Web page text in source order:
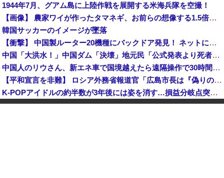
1944年7月、グアム島に上陸作戦を展開する米海兵隊を空撮！
【画像】 農家ワイが作ったタマネギ、お前らの想像する1.5倍はデカいぞ
韓国サッカーのイメージが墜落
【衝撃】 中国製ルーター20機種にバックドア発見！ ネットに繋ぐだけで35秒ごとに中国のサーバーと通信
中国「大洪水！」中国ダム「決壊」地元民「公式発表より死者多い！」中国政府「住民拘束！（安否不明」中国当局「救助隊動画も削除」台風13号「三峡ダム接近中」→
中国人のリウさん、新エネ車で国境越えたら遠隔操作で30時間ロックされる！
【平和宣言を非難】 ロシア外務省報道官「広島市長は『偽りの呪文』繰り返している」
K-POPアイドルの約半数が3年後には姿を消す…損益分岐点突破は4％未満
【鹿児島】 突然右折し路面電車と衝突 乗っていた男女3人は車を放置しダッシュで逃走中